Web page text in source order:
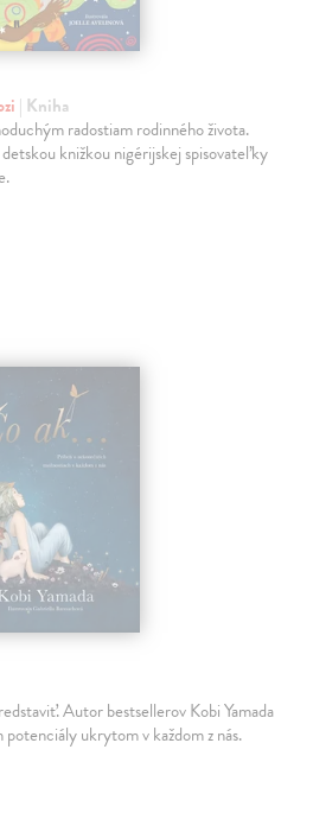
| Kniha
radostiam rodinného života.
knižkou nigérijskej spisovateľky
Autor bestsellerov Kobi Yamada
potenciály ukrytom v každom z nás.